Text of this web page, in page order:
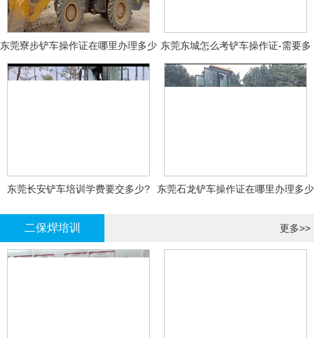
东莞寮步铲车操作证在哪里办理多少
钱
东莞东城怎么考铲车操作证-需要多
少钱?
东莞长安铲车培训学费要交多少?
东莞石龙铲车操作证在哪里办理多少
二保焊培训 更多>>